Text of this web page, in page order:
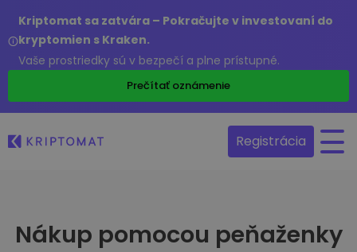
Kriptomat sa zatvára – Pokračujte v investovaní do
kryptomien s Kraken.
Vaše prostriedky sú v bezpečí a plne prístupné.
Prečítať oznámenie
Registrácia
Nákup pomocou peňaženky